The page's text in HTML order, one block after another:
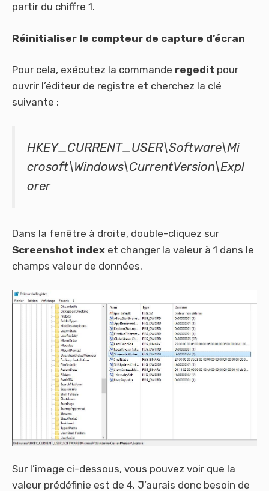
partir du chiffre 1.
Réinitialiser le compteur de capture d’écran
Pour cela, exécutez la commande regedit pour
ouvrir l’éditeur de registre et cherchez la clé
suivante :
HKEY_CURRENT_USER\Software\Mi
crosoft\Windows\CurrentVersion\Expl
orer
Dans la fenêtre à droite, double-cliquez sur
Screenshot index et changer la valeur à 1 dans le
champs valeur de données.
Sur l’image ci-dessous, vous pouvez voir que la
valeur prédéfinie est de 4. J’aurais donc besoin de